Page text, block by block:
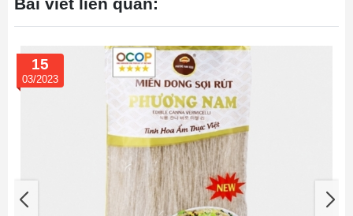
15
03/2023